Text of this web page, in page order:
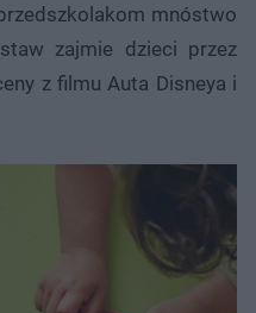
mnóstwo
zajmie dzieci przez
z filmu Auta Disneya i